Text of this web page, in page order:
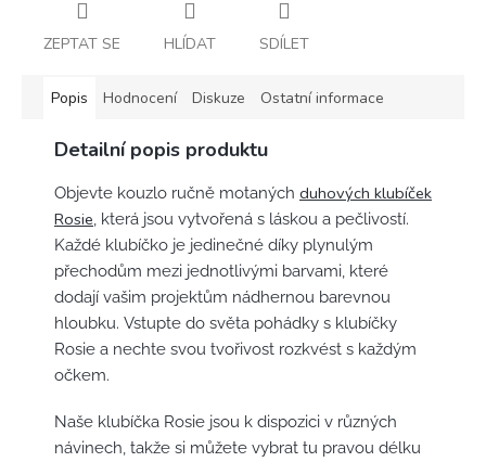
ZEPTAT SE HLÍDAT SDÍLET
Popis Hodnocení Diskuze Ostatní informace
Detailní popis produktu
Objevte kouzlo ručně motaných duhových klubíček
Rosie , která jsou vytvořená s láskou a pečlivostí.
Každé klubíčko je jedinečné díky plynulým
přechodům mezi jednotlivými barvami, které
dodají vašim projektům nádhernou barevnou
hloubku. Vstupte do světa pohádky s klubíčky
Rosie a nechte svou tvořivost rozkvést s každým
očkem.
Naše klubíčka Rosie jsou k dispozici v různých
návinech, takže si můžete vybrat tu pravou délku